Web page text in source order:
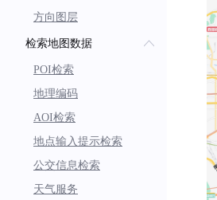
方向图层
检索地图数据
POI检索
地理编码
AOI检索
地点输入提示检索
公交信息检索
天气服务